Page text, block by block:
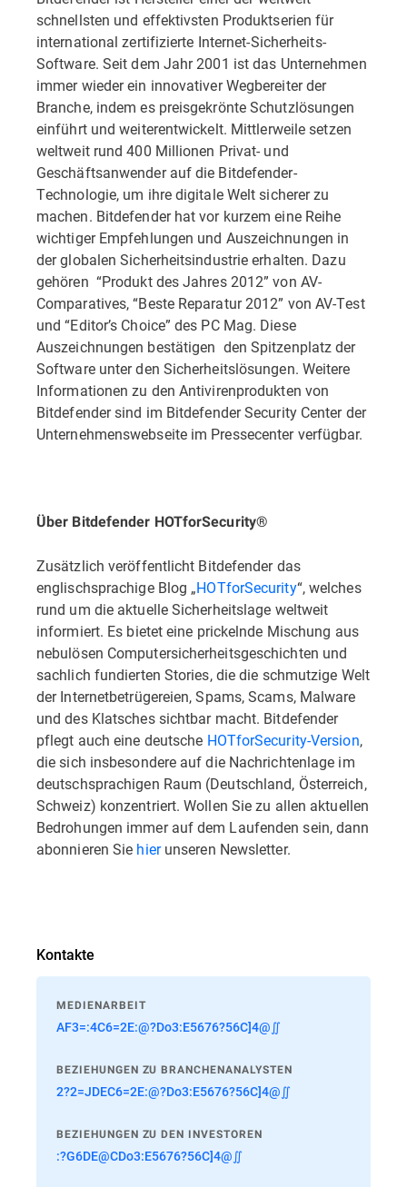
schnellsten und effektivsten Produktserien für
international zertifizierte Internet-Sicherheits-
Software. Seit dem Jahr 2001 ist das Unternehmen
immer wieder ein innovativer Wegbereiter der
Branche, indem es preisgekrönte Schutzlösungen
einführt und weiterentwickelt. Mittlerweile setzen
weltweit rund 400 Millionen Privat- und
Geschäftsanwender auf die Bitdefender-
Technologie, um ihre digitale Welt sicherer zu
machen. Bitdefender hat vor kurzem eine Reihe
wichtiger Empfehlungen und Auszeichnungen in
der globalen Sicherheitsindustrie erhalten. Dazu
gehören “Produkt des Jahres 2012” von AV-
Comparatives, “Beste Reparatur 2012” von AV-Test
und “Editor’s Choice” des PC Mag. Diese
Auszeichnungen bestätigen den Spitzenplatz der
Software unter den Sicherheitslösungen. Weitere
Informationen zu den Antivirenprodukten von
Bitdefender sind im Bitdefender Security Center der
Unternehmenswebseite im Pressecenter verfügbar.
Über Bitdefender HOTforSecurity®
Zusätzlich veröffentlicht Bitdefender das
englischsprachige Blog „HOTforSecurity“, welches
rund um die aktuelle Sicherheitslage weltweit
informiert. Es bietet eine prickelnde Mischung aus
nebulösen Computersicherheitsgeschichten und
sachlich fundierten Stories, die die schmutzige Welt
der Internetbetrügereien, Spams, Scams, Malware
und des Klatsches sichtbar macht. Bitdefender
pflegt auch eine deutsche HOTforSecurity-Version,
die sich insbesondere auf die Nachrichtenlage im
deutschsprachigen Raum (Deutschland, Österreich,
Schweiz) konzentriert. Wollen Sie zu allen aktuellen
Bedrohungen immer auf dem Laufenden sein, dann
abonnieren Sie hierunseren Newsletter.
Kontakte
MEDIENARBEIT
AF3=:4C6=2E:@?Do3:E5676?56C]4@∬
BEZIEHUNGEN ZU BRANCHENANALYSTEN
2?2=JDEC6=2E:@?Do3:E5676?56C]4@∬
BEZIEHUNGEN ZU DEN INVESTOREN
:?G6DE@CDo3:E5676?56C]4@∬